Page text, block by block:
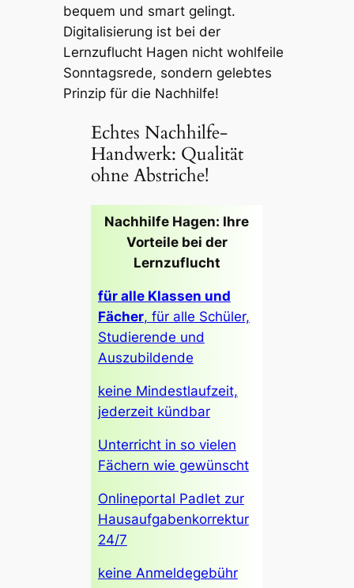
bequem und smart gelingt.
Digitalisierung ist bei der
Lernzuflucht Hagen nicht wohlfeile
Sonntagsrede, sondern gelebtes
Prinzip für die Nachhilfe!
Echtes Nachhilfe-
Handwerk: Qualität
ohne Abstriche!
Nachhilfe Hagen: Ihre
Vorteile bei der
Lernzuflucht
für alle Klassen und
Fächer, für alle Schüler,
Studierende und
Auszubildende
keine Mindestlaufzeit,
jederzeit kündbar
Unterricht in so vielen
Fächern wie gewünscht
Onlineportal Padlet zur
Hausaufgabenkorrektur
24/7
keine Anmeldegebühr